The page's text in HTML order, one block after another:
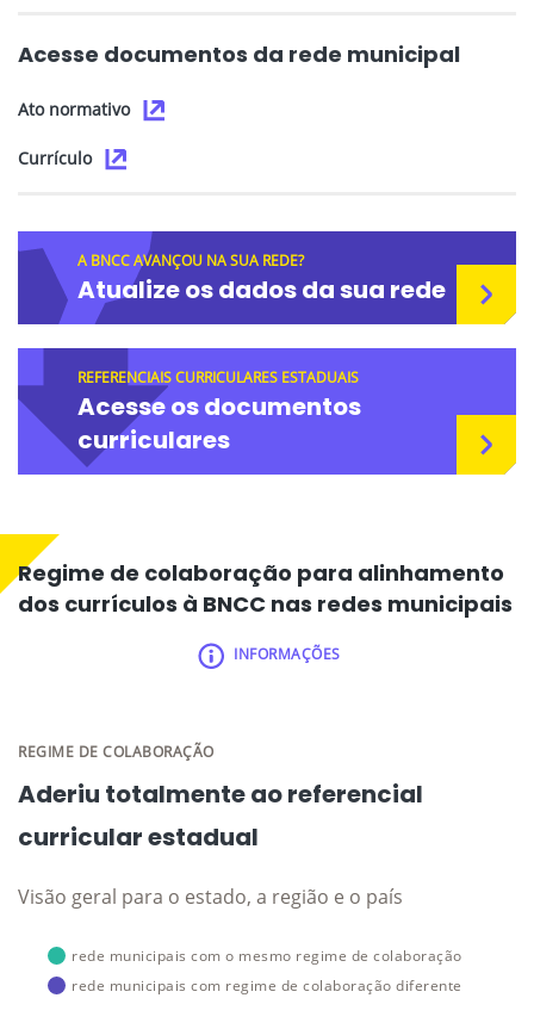
Acesse documentos da rede municipal
Ato normativo
Currículo
A BNCC AVANÇOU NA SUA REDE?
Atualize os dados da sua rede
REFERENCIAIS CURRICULARES ESTADUAIS
Acesse os documentos
curriculares
Regime de colaboração para alinhamento
dos currículos à BNCC nas redes municipais
INFORMAÇÕES
REGIME DE COLABORAÇÃO
Aderiu totalmente ao referencial
curricular estadual
Visão geral para o estado, a região e o país
rede municipais com o mesmo regime de colaboração
rede municipais com regime de colaboração diferente